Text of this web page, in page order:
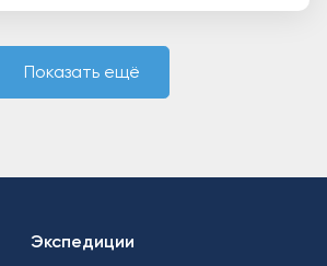
Показать ещё
Экспедиции